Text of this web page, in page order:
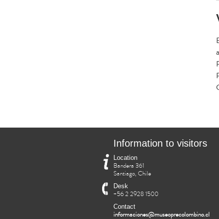
Information to visitors
Location
Bandera 361
Santiago, Chile
Desk
+56 2 2928 1500
Contact
informaciones@museoprecolombino.cl